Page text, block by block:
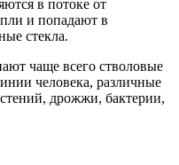
в потоке от
и попадают в
стекла.
чаще всего стволовые
человека, различные
дрожжи, бактерии,